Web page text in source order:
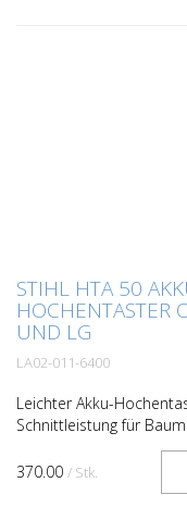
STIHL HTA 50
HOCHENTASTER
UND LG
LA02-011-6400
Leichter Akku-
Schnittleistung für
jeglicher Art.
und teilbarem Schaft
370.00 / Stk.